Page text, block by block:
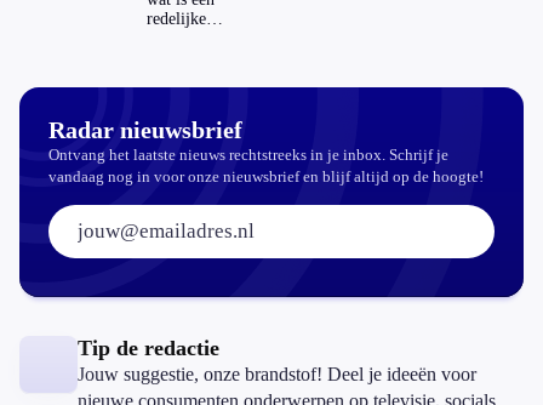
redelijke
Radar nieuwsbrief
Ontvang het laatste nieuws rechtstreeks in je inbox. Schrijf je
vandaag nog in voor onze nieuwsbrief en blijf altijd op de hoogte!
E-mailadres:
Tip de redactie
Jouw suggestie, onze brandstof! Deel je ideeën voor
nieuwe consumenten onderwerpen op televisie, socials